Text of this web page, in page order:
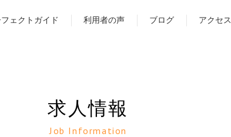
ェクトガイド 利用者の声 ブログ アクセス
求人情報
Job Information